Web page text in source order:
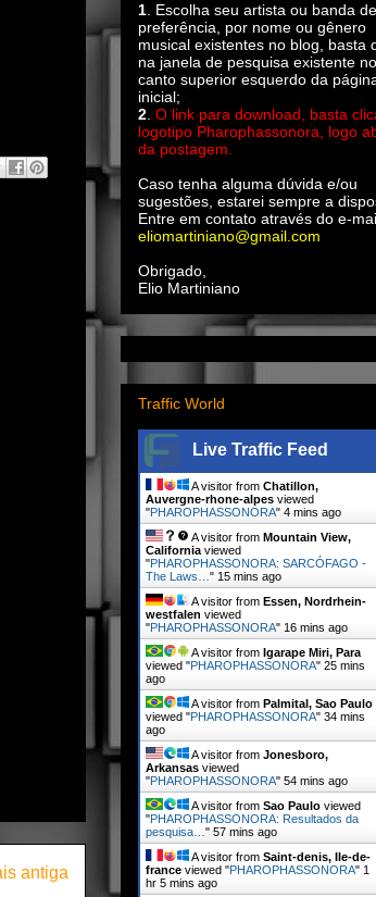
antiga
1. Escolha seu artista ou banda
preferência, por nome ou gênero
musical existentes no blog, basta
na janela de pesquisa existente no
canto superior esquerdo da
inicial;
2. O link para download, basta
logotipo Pharophassonora, logo
da postagem.
Caso tenha alguma dúvida e/ou
sugestões, estarei sempre a
Entre em contato através do e-
eliomartiniano@gmail.com
Obrigado,
Elio Martiniano
Traffic World
Live Traffic Feed
A visitor from Chatillon,
Auvergne-rhone-alpes viewed
"PHAROPHASSONORA" 4 mins ago
A visitor from Mountain View,
California viewed
"PHAROPHASSONORA: SARCÓFAGO -
The Laws… " 15 mins ago
A visitor from Essen, Nordrhein-
westfalen viewed
"PHAROPHASSONORA" 16 mins ago
A visitor from Igarape Miri, Para
viewed "PHAROPHASSONORA" 25 mins
ago
A visitor from Palmital, Sao Paulo
viewed "PHAROPHASSONORA" 34 mins
ago
A visitor from Jonesboro,
Arkansas viewed
"PHAROPHASSONORA" 54 mins ago
A visitor from Sao Paulo viewed
"PHAROPHASSONORA: Resultados da
pesquisa… " 57 mins ago
A visitor from Saint-denis, Ile-de-
france viewed "PHAROPHASSONORA" 1
hr 5 mins ago